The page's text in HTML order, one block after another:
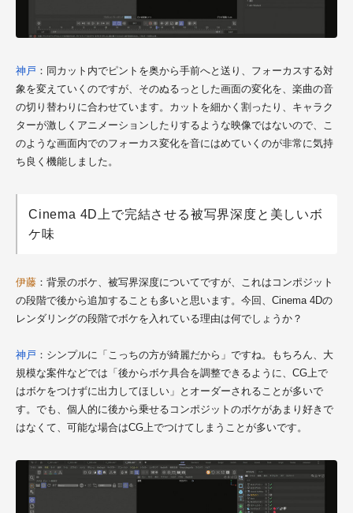
神戸 ：同カット内でピントを奥から手前へと送り、フォーカスする対
象を変えていくのですが、そのぬるっとした画面の変化を、楽曲の音
の切り替わりに合わせています。カットを細かく割ったり、キャラク
ターが激しくアニメーションしたりするような映像ではないので、こ
のような画面内でのフォーカス変化を音にはめていくのが非常に気持
ち良く機能しました。
Cinema 4D上で完結させる被写界深度と美しいボ
ケ味
伊藤 ：背景のボケ、被写界深度についてですが、これはコンポジット
の段階で後から追加することも多いと思います。今回、Cinema 4Dの
レンダリングの段階でボケを入れている理由は何でしょうか？
神戸 ：シンプルに「こっちの方が綺麗だから」ですね。もちろん、大
規模な案件などでは「後からボケ具合を調整できるように、CG上で
はボケをつけずに出力してほしい」とオーダーされることが多いで
す。でも、個人的に後から乗せるコンポジットのボケがあまり好きで
はなくて、可能な場合はCG上でつけてしまうことが多いです。